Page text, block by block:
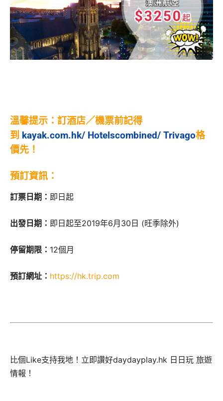
溫馨提示：訂酒店／機票前記得
到 kayak.com.hk/ Hotelscombined/ Trivago格
價先！
預訂資訊：
訂票日期： 即日起
出發日期： 即日起至2019年6月30日 (旺季除外)
停留期限： 12個月
預訂網址： https://hk.trip.com
比個Like支持我地！立即讚好daydayplay.hk 日日玩 旅遊
情報！